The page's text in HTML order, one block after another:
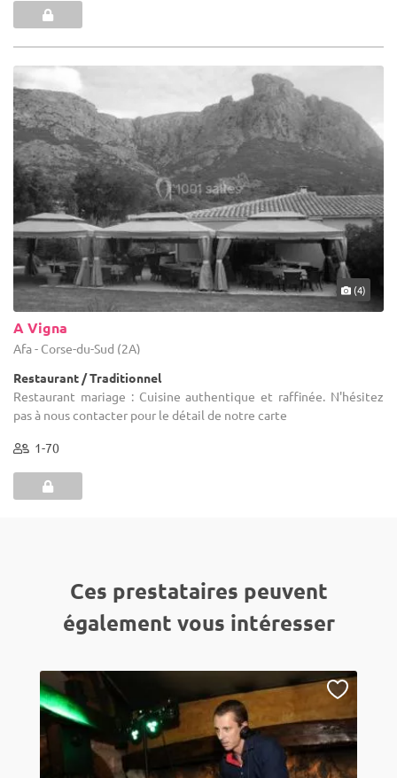
(4)
A Vigna
Afa - Corse-du-Sud (2A)
Restaurant / Traditionnel
Restaurant mariage : Cuisine authentique et raffinée. N'hésitez
pas à nous contacter pour le détail de notre carte
1-70
Ces prestataires peuvent
également vous intéresser